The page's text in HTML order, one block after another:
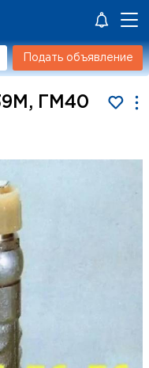
Подать объявление
ГМ40